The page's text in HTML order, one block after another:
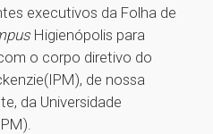
executivos da Folha de
Higienópolis para
o corpo diretivo do
de nossa
da Universidade